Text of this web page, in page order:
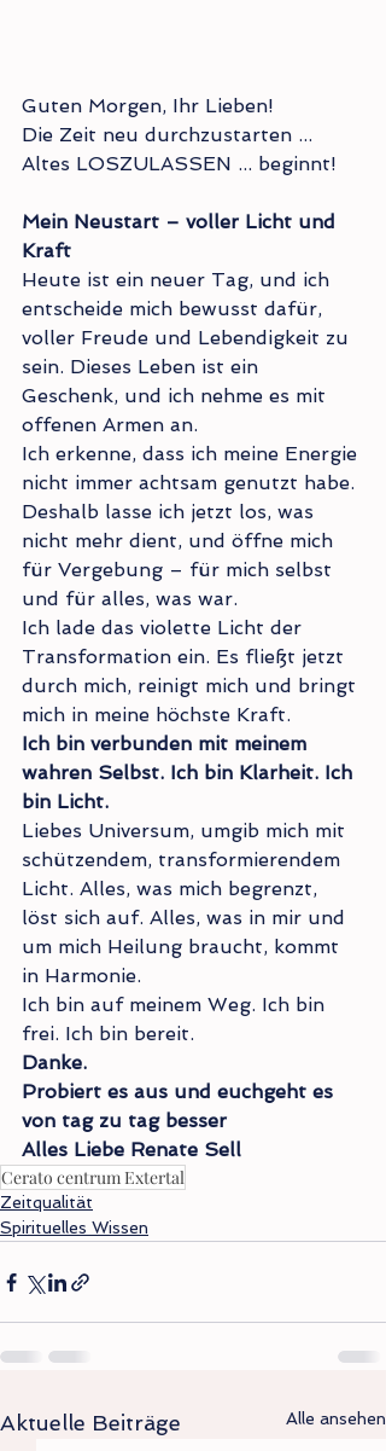
Guten Morgen, Ihr Lieben!
Die Zeit neu durchzustarten ...
Altes LOSZULASSEN ... beginnt!
Mein Neustart – voller Licht und
Kraft
Heute ist ein neuer Tag, und ich
entscheide mich bewusst dafür,
voller Freude und Lebendigkeit zu
sein. Dieses Leben ist ein
Geschenk, und ich nehme es mit
offenen Armen an.
Ich erkenne, dass ich meine Energie
nicht immer achtsam genutzt habe.
Deshalb lasse ich jetzt los, was
nicht mehr dient, und öffne mich
für Vergebung – für mich selbst
und für alles, was war.
Ich lade das violette Licht der
Transformation ein. Es fließt jetzt
durch mich, reinigt mich und bringt
mich in meine höchste Kraft.
Ich bin verbunden mit meinem
wahren Selbst. Ich bin Klarheit. Ich
bin Licht.
Liebes Universum, umgib mich mit
schützendem, transformierendem
Licht. Alles, was mich begrenzt,
löst sich auf. Alles, was in mir und
um mich Heilung braucht, kommt
in Harmonie.
Ich bin auf meinem Weg. Ich bin
frei. Ich bin bereit.
Danke.
Probiert es aus und euchgeht es
von tag zu tag besser
Alles Liebe Renate Sell
Cerato centrum Extertal
Zeitqualität
Spirituelles Wissen
Aktuelle Beiträge Alle ansehen